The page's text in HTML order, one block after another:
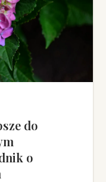
do
o